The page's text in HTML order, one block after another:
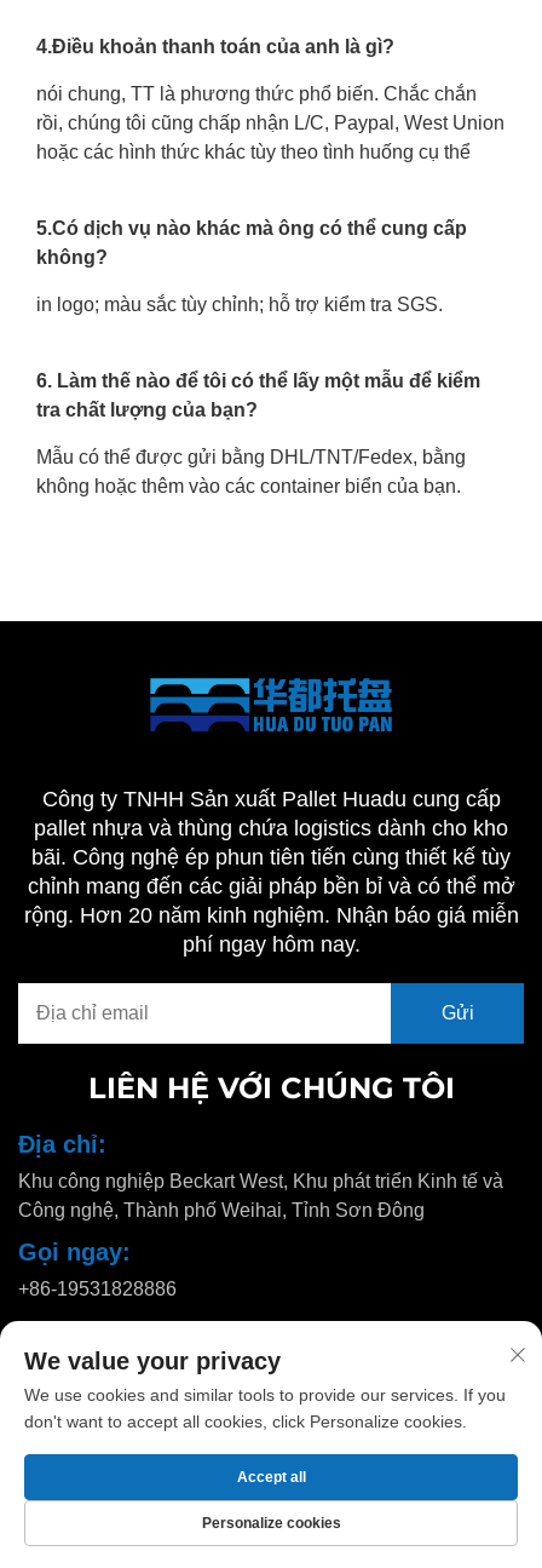
4.Điều khoản thanh toán của anh là gì?
nói chung, TT là phương thức phổ biến. Chắc chắn
rồi, chúng tôi cũng chấp nhận L/C, Paypal, West Union
hoặc các hình thức khác tùy theo tình huống cụ thể
5.Có dịch vụ nào khác mà ông có thể cung cấp
không?
in logo; màu sắc tùy chỉnh; hỗ trợ kiểm tra SGS.
6. Làm thế nào để tôi có thể lấy một mẫu để kiểm
tra chất lượng của bạn?
Mẫu có thể được gửi bằng DHL/TNT/Fedex, bằng
không hoặc thêm vào các container biển của bạn.
Công ty TNHH Sản xuất Pallet Huadu cung cấp
pallet nhựa và thùng chứa logistics dành cho kho
bãi. Công nghệ ép phun tiên tiến cùng thiết kế tùy
chỉnh mang đến các giải pháp bền bỉ và có thể mở
rộng. Hơn 20 năm kinh nghiệm. Nhận báo giá miễn
phí ngay hôm nay.
LIÊN HỆ VỚI CHÚNG TÔI
Địa chỉ:
Khu công nghiệp Beckart West, Khu phát triển Kinh tế và
Công nghệ, Thành phố Weihai, Tỉnh Sơn Đông
Gọi ngay:
+86-19531828886
[email protected]
Bản quyền © 2025 bởi Huadu Pallet Manufacturing Co., Ltd. |Chính
sách bảo mật
We value your privacy
We use cookies and similar tools to provide our services. If you
don't want to accept all cookies, click Personalize cookies.
Personalize cookies
Accept all